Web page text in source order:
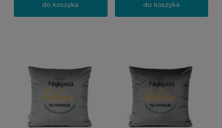
do koszyka do koszyka